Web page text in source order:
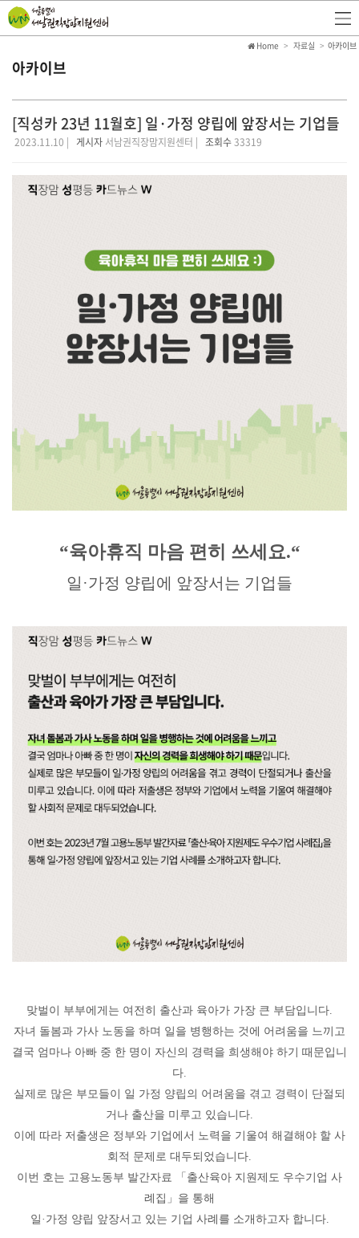
아카이브
Home 자료실 아카이브
[직성카 23년 11월호] 일·가정 양립에 앞장서는 기업들
2023.11.10 | 게시자 서남권직장맘지원센터 | 조회수33319
“육아휴직 마음 편히 쓰세요.“
일 ·가정 양립에 앞장서는 기업들
맞벌이 부부에게는 여전히 출산과 육아가 가장 큰 부담입니다.
자녀 돌봄과 가사 노동을 하며 일을 병행하는 것에 어려움을 느끼고
결국 엄마나 아빠 중 한 명이 자신의 경력을 희생해야 하기 때문입니
다.
실제로 많은 부모들이 일 가정 양립의 어려움을 겪고 경력이 단절되
거나 출산을 미루고 있습니다.
이에 따라 저출생은 정부와 기업에서 노력을 기울여 해결해야 할 사
회적 문제로 대두되었습니다.
이번 호는 고용노동부 발간자료
「 출산육아 지원제도 우수기업 사
례집 」 을 통해
일 · 가정 양립 앞장서고 있는 기업 사례를 소개하고자 합니다.